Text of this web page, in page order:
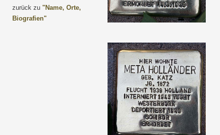
zurück zu"Name, Orte,
Biografien"